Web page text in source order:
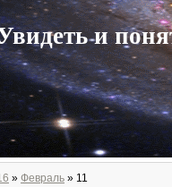
и
» Февраль » 11